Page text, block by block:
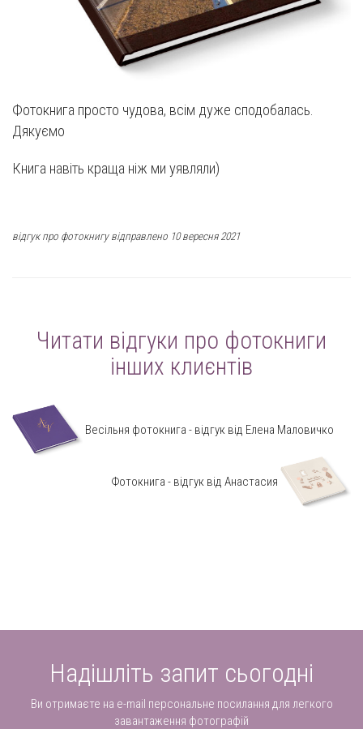
Фотокнига просто чудова, всім дуже сподобалась.
Дякуємо
Книга навіть краща ніж ми уявляли)
відгук про фотокнигу відправлено 10 вересня 2021
Читати відгуки про фотокниги
інших клиєнтів
Весільня фотокнига - відгук від Елена Маловичко
Фотокнига - відгук від Анастасия
Надішліть запит сьогодні
Ви отримаєте на e-mail персональне посилання для легкого
завантаження фотографій